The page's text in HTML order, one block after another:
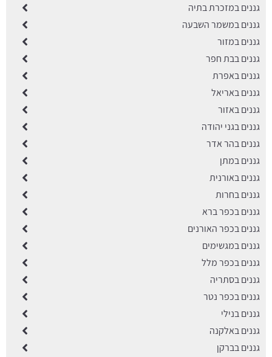
גננים במזכרת בתיה
גננים במשמר השבעה
גננים במזור
גננים בבת חפר
גננים באפרת
גננים באריאל
גננים באזור
גננים בגני יהודה
גננים בהר אדר
גננים במתן
גננים באורנית
גננים בחרות
גננים בכפר ברא
גננים בכפר האורנים
גננים במגשימים
גננים בכפר מלל
גננים בסתריה
גננים בכפר נטר
גננים בנילי
גננים באלקנה
גננים בברקן